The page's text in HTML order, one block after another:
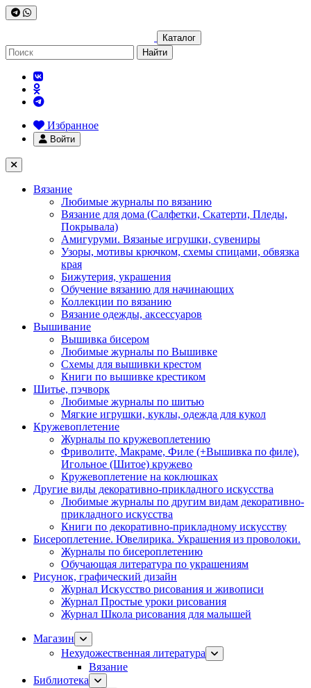
Каталог
Найти
Избранное
Войти
Вязание
Любимые журналы по вязанию
Вязание для дома (Салфетки, Скатерти, Пледы,
Покрывала)
Амигуруми. Вязаные игрушки, сувениры
Узоры, мотивы крючком, схемы спицами, обвязка
края
Бижутерия, украшения
Обучение вязанию для начинающих
Коллекции по вязанию
Вязание одежды, аксессуаров
Вышивание
Вышивка бисером
Любимые журналы по Вышивке
Схемы для вышивки крестом
Книги по вышивке крестиком
Шитье, пэчворк
Любимые журналы по шитью
Мягкие игрушки, куклы, одежда для кукол
Кружевоплетение
Журналы по кружевоплетению
Фриволите, Макраме, Филе (+Вышивка по филе),
Игольное (Шитое) кружево
Кружевоплетение на коклюшках
Другие виды декоративно-прикладного искусства
Любимые журналы по другим видам декоративно-
прикладного искусства
Книги по декоративно-прикладному искусству
Бисероплетение. Ювелирика. Украшения из проволоки.
Журналы по бисероплетению
Обучающая литература по украшениям
Рисунок, графический дизайн
Журнал Искусство рисования и живописи
Журнал Простые уроки рисования
Журнал Школа рисования для малышей
Магазин
Нехудожественная литература
Вязание
Библиотека